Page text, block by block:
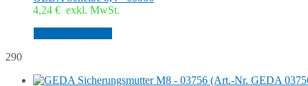
4,24 € exkl. MwSt.
290